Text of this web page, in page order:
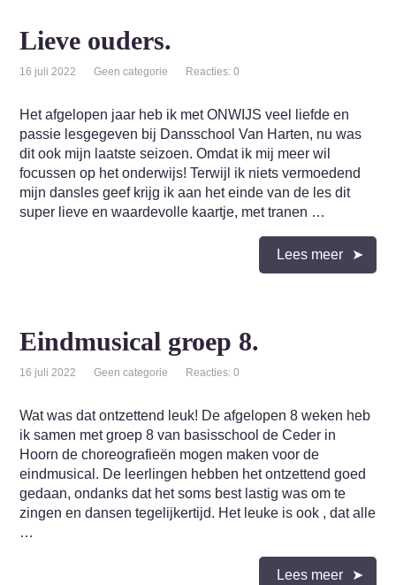
Lieve ouders.
16 juli 2022 Geen categorie Reacties: 0
Het afgelopen jaar heb ik met ONWIJS veel liefde en
passie lesgegeven bij Dansschool Van Harten, nu was
dit ook mijn laatste seizoen. Omdat ik mij meer wil
focussen op het onderwijs! Terwijl ik niets vermoedend
mijn dansles geef krijg ik aan het einde van de les dit
super lieve en waardevolle kaartje, met tranen …
Lees meer
Eindmusical groep 8.
16 juli 2022 Geen categorie Reacties: 0
Wat was dat ontzettend leuk! De afgelopen 8 weken heb
ik samen met groep 8 van basisschool de Ceder in
Hoorn de choreografieën mogen maken voor de
eindmusical. De leerlingen hebben het ontzettend goed
gedaan, ondanks dat het soms best lastig was om te
zingen en dansen tegelijkertijd. Het leuke is ook , dat alle
…
Lees meer